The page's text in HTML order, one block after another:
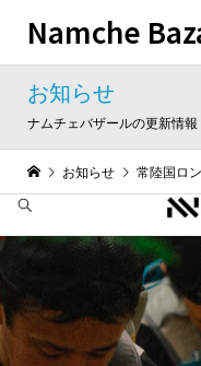
Namche
お知らせ
ナムチェバザールの更新情報
お知らせ 常陸国ロングトレイ